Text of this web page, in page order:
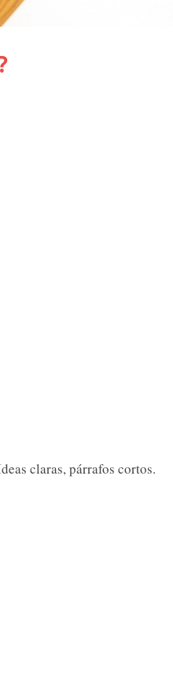
claras, párrafos cortos.